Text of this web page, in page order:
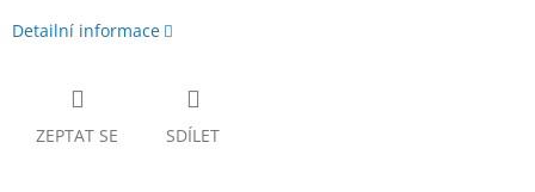
Detailní informace
ZEPTAT SE SDÍLET